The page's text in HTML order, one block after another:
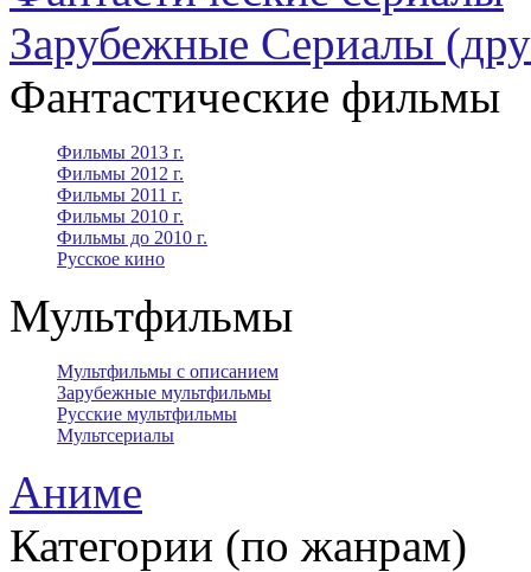
Зарубежные Сериалы
Фантастические фильмы
Фильмы 2013 г.
Фильмы 2012 г.
Фильмы 2011 г.
Фильмы 2010 г.
Фильмы до 2010 г.
Русское кино
Мультфильмы
Мультфильмы с описанием
Зарубежные мультфильмы
Русские мультфильмы
Мультсериалы
Аниме
Категории (по жанрам)